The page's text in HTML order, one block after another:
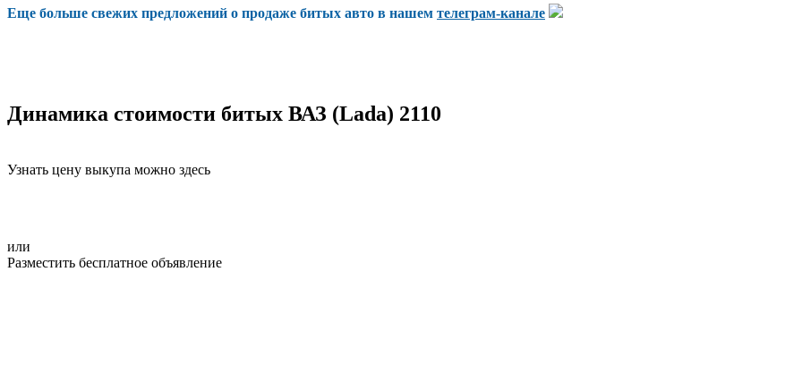
Еще больше свежих предложений о продаже битых авто в нашем телеграм-канале
Динамика стоимости битых ВАЗ (Lada) 2110
Узнать цену выкупа можно здесь
или
Разместить бесплатное объявление